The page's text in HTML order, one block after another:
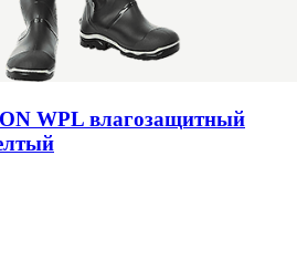
WPL влагозащитный